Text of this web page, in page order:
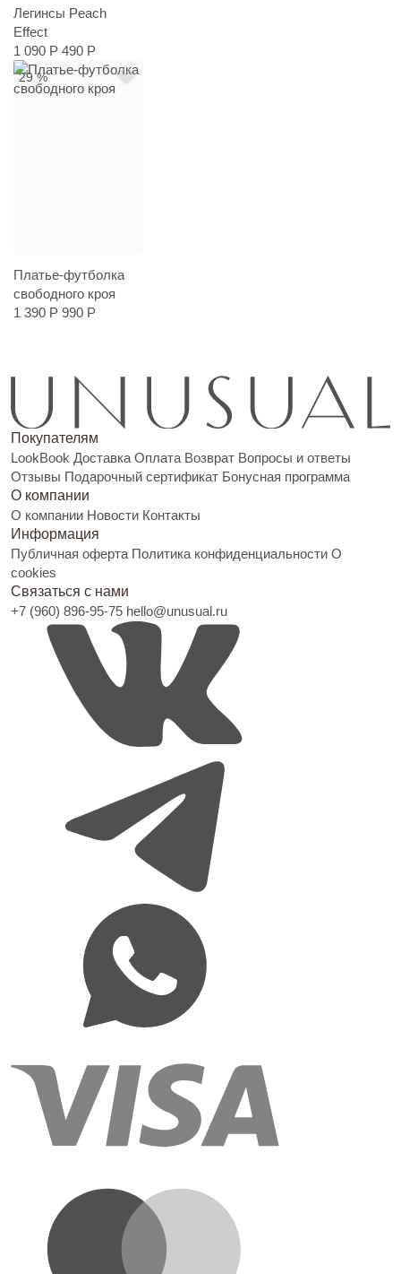
Легинсы Peach
Effect
1 090 Р 490 Р
29 %
Платье-футболка
свободного кроя
1 390 Р 990 Р
Покупателям
LookBook Доставка Оплата Возврат Вопросы и ответы
Отзывы Подарочный сертификат Бонусная программа
О компании
О компании Новости Контакты
Информация
Публичная оферта Политика конфиденциальности О
cookies
Связаться с нами
+7 (960) 896-95-75 hello@unusual.ru